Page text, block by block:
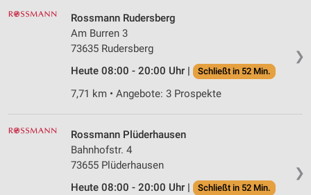
❯
Rossmann Rudersberg
Am Burren 3
73635 Rudersberg
Heute 08:00 - 20:00 Uhr |
Schließt in 52 Min.
7,71 km • Angebote: 3 Prospekte
❯
Rossmann Plüderhausen
Bahnhofstr. 4
73655 Plüderhausen
Heute 08:00 - 20:00 Uhr |
Schließt in 52 Min.